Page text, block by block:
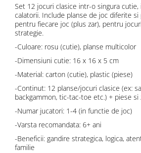
Set 12 jocuri clasice intr-o singura
calatorii. Include planse de joc diferite
pentru fiecare joc (plus zar), pentru
strategie.
-Culoare: rosu (cutie), planse multicolor
-Dimensiuni cutie: 16 x 16 x 5 cm
-Material: carton (cutie), plastic (piese)
-Continut: 12 planse/jocuri clasice (ex:
backgammon, tic-tac-toe etc.) + piese si
-Numar jucatori: 1-4 (in functie de joc)
-Varsta recomandata: 6+ ani
-Beneficii: gandire strategica, logica,
familie